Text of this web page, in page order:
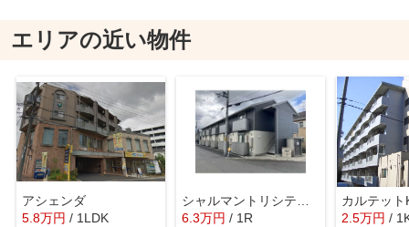
エリアの近い物件
アシェンダ
5.8万円 / 1LDK
6.3万円 / 1R
カルテッ
2.5万円 /